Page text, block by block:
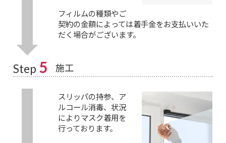
フィルムの種類やご
契約の金額によっては着手金をお支払いいた
だく場合がございます。
Step 5 施工
スリッパの持参、ア
ルコール消毒、状況
によりマスク着用を
行っております。